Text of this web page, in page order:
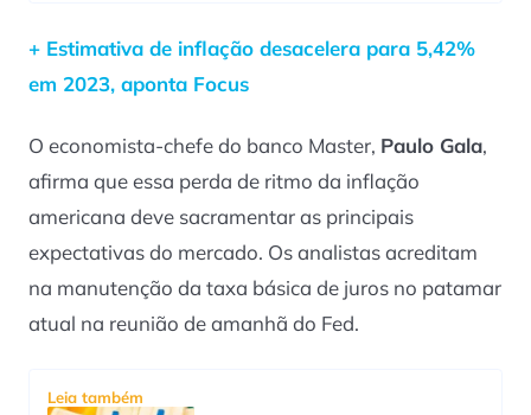
+ Estimativa de inflação desacelera para 5,42%
em 2023, aponta Focus
O economista-chefe do banco Master, Paulo Gala,
afirma que essa perda de ritmo da inflação
americana deve sacramentar as principais
expectativas do mercado. Os analistas acreditam
na manutenção da taxa básica de juros no patamar
atual na reunião de amanhã do Fed.
Leia também